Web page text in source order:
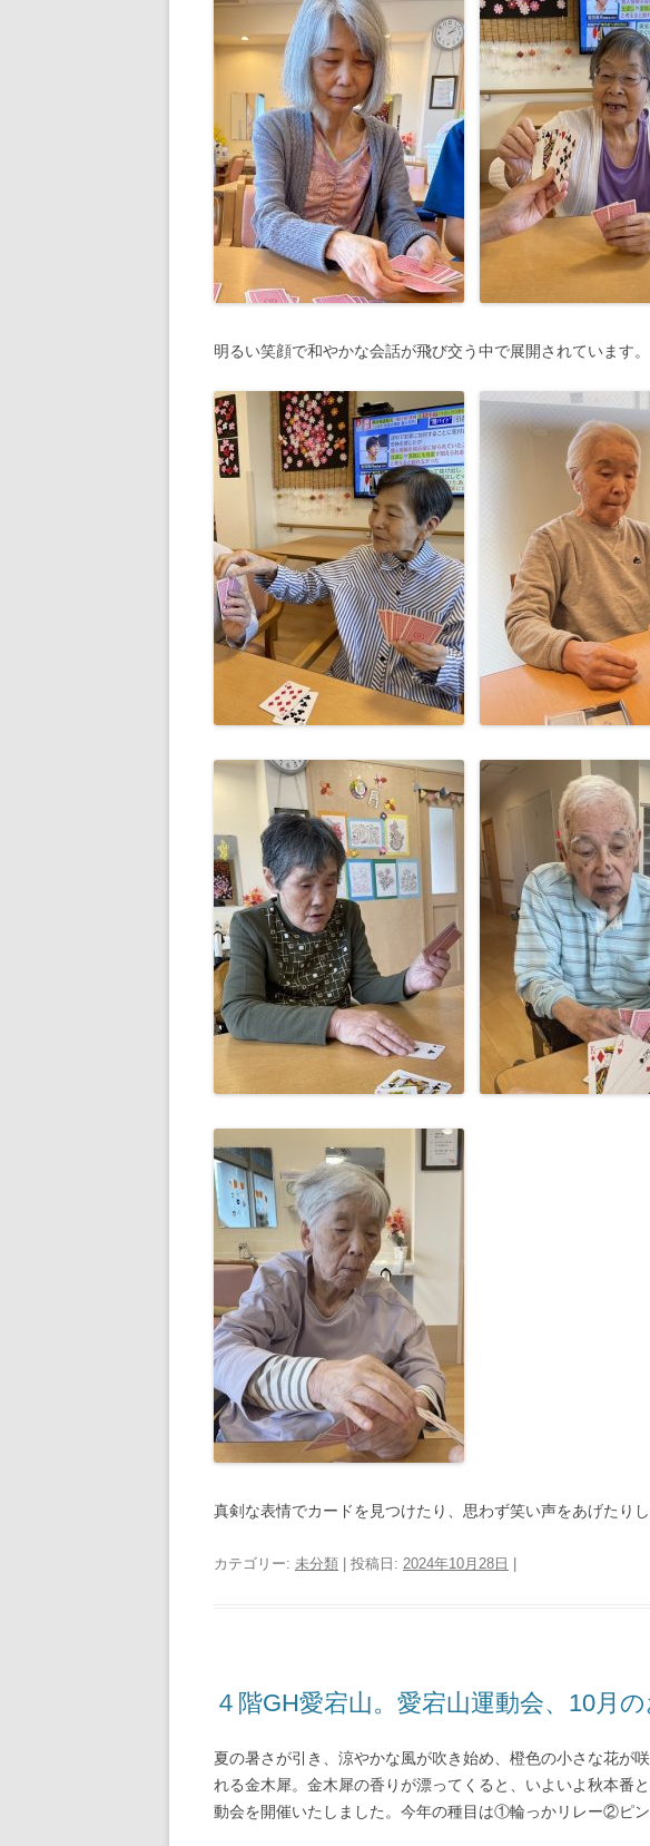
明るい笑顔で和やかな会話が飛び交う中で展開されています。
真剣な表情でカードを見つけたり、思わず笑い声をあげたり
カテゴリー: 未分類 | 投稿日: 2024年10月28日
４階GH愛宕山。愛宕山運動会、10月の
夏の暑さが引き、涼やかな風が吹き始め、橙色の小さな花が
れる金木犀。金木犀の香りが漂ってくると、いよいよ秋本番
動会を開催いたしました。今年の種目は①輪っかリレー②ピ